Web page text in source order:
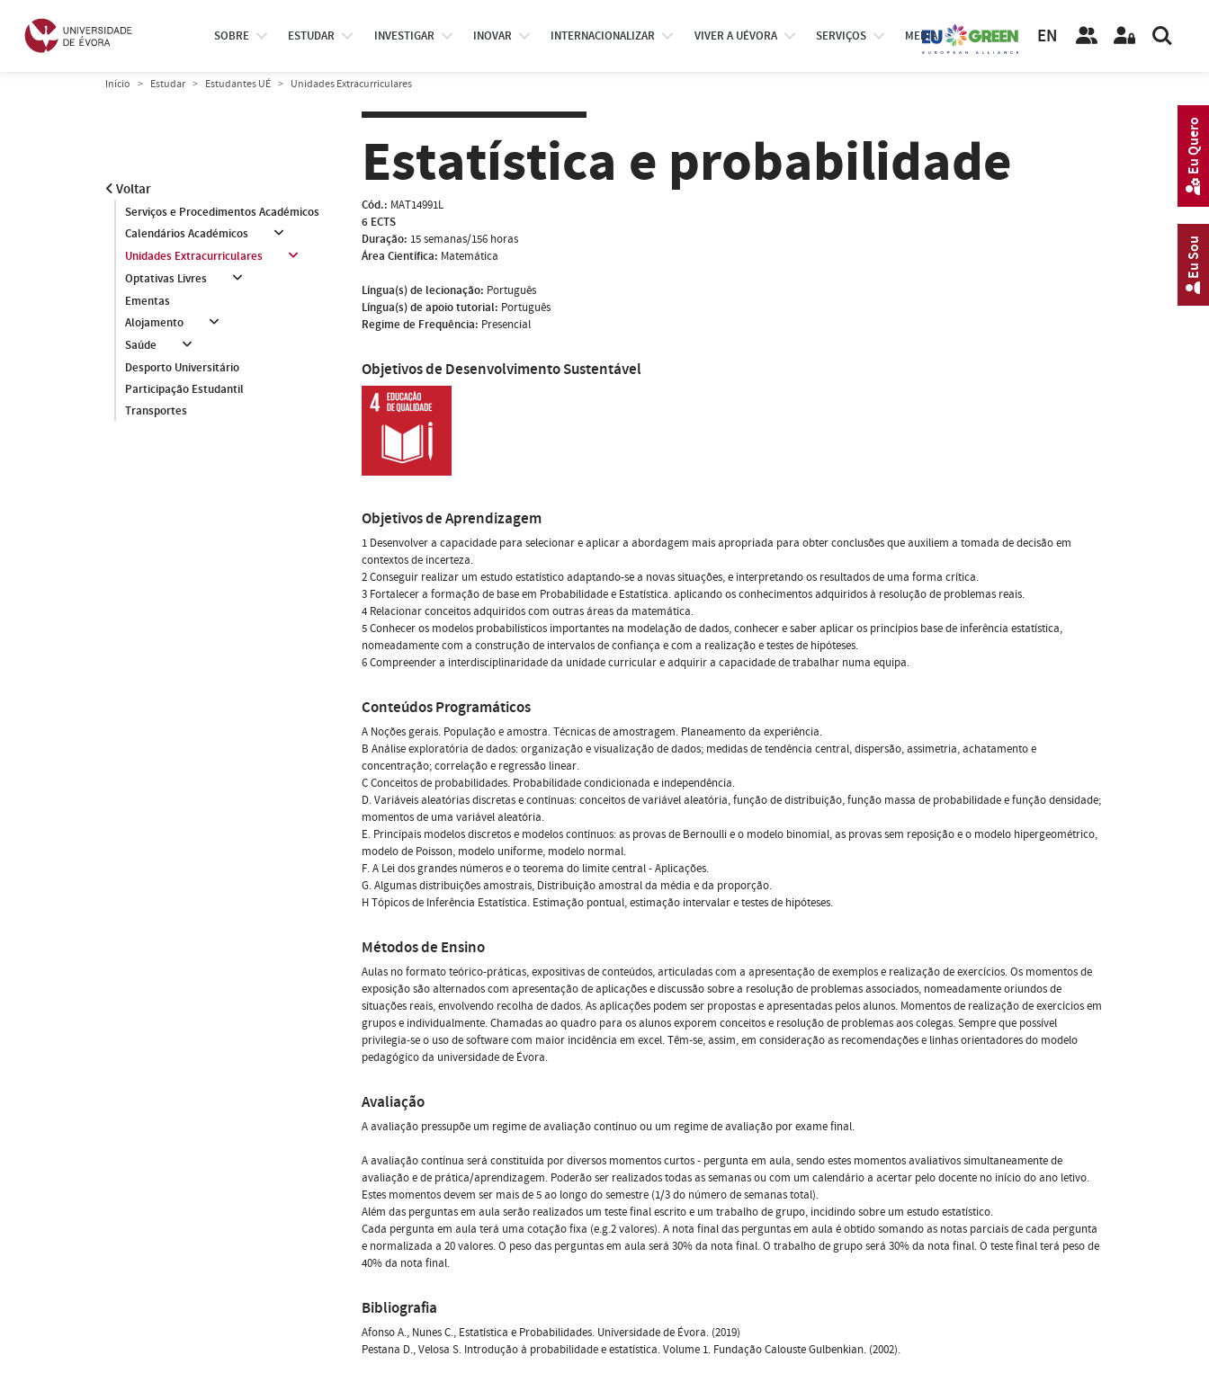
SOBRE ESTUDAR INVESTIGAR INOVAR INTERNACIONALIZAR VIVER A UÉVORA SERVIÇOS MEDIA EN
Início Estudar Estudantes UÉ Unidades Extracurriculares
Voltar
Serviços e Procedimentos Académicos
Calendários Académicos
Unidades Extracurriculares
Optativas Livres
Ementas
Alojamento
Saúde
Desporto Universitário
Participação Estudantil
Transportes
Estatística e probabilidade
Cód.: MAT14991L
6 ECTS
Duração: 15 semanas/156 horas
Área Científica: Matemática
Língua(s) de lecionação: Português
Língua(s) de apoio tutorial: Português
Regime de Frequência: Presencial
Objetivos de Desenvolvimento Sustentável
Objetivos de Aprendizagem
1 Desenvolver a capacidade para selecionar e aplicar a abordagem mais apropriada para obter conclusões que auxiliem a tomada de decisão em
contextos de incerteza.
2 Conseguir realizar um estudo estatístico adaptando-se a novas situações, e interpretando os resultados de uma forma crítica.
3 Fortalecer a formação de base em Probabilidade e Estatística. aplicando os conhecimentos adquiridos à resolução de problemas reais.
4 Relacionar conceitos adquiridos com outras áreas da matemática.
5 Conhecer os modelos probabilísticos importantes na modelação de dados, conhecer e saber aplicar os princípios base de inferência estatística,
nomeadamente com a construção de intervalos de confiança e com a realização e testes de hipóteses.
6 Compreender a interdisciplinaridade da unidade curricular e adquirir a capacidade de trabalhar numa equipa.
Conteúdos Programáticos
A Noções gerais. População e amostra. Técnicas de amostragem. Planeamento da experiência.
B Análise exploratória de dados: organização e visualização de dados; medidas de tendência central, dispersão, assimetria, achatamento e
concentração; correlação e regressão linear.
C Conceitos de probabilidades. Probabilidade condicionada e independência.
D. Variáveis aleatórias discretas e contínuas: conceitos de variável aleatória, função de distribuição, função massa de probabilidade e função densidade;
momentos de uma variável aleatória.
E. Principais modelos discretos e modelos contínuos: as provas de Bernoulli e o modelo binomial, as provas sem reposição e o modelo hipergeométrico,
modelo de Poisson, modelo uniforme, modelo normal.
F. A Lei dos grandes números e o teorema do limite central - Aplicações.
G. Algumas distribuições amostrais, Distribuição amostral da média e da proporção.
H Tópicos de Inferência Estatística. Estimação pontual, estimação intervalar e testes de hipóteses.
Métodos de Ensino
Aulas no formato teórico-práticas, expositivas de conteúdos, articuladas com a apresentação de exemplos e realização de exercícios. Os momentos de
exposição são alternados com apresentação de aplicações e discussão sobre a resolução de problemas associados, nomeadamente oriundos de
situações reais, envolvendo recolha de dados. As aplicações podem ser propostas e apresentadas pelos alunos. Momentos de realização de exercícios em
grupos e individualmente. Chamadas ao quadro para os alunos exporem conceitos e resolução de problemas aos colegas. Sempre que possível
privilegia-se o uso de software com maior incidência em excel. Têm-se, assim, em consideração as recomendações e linhas orientadores do modelo
pedagógico da universidade de Évora.
Avaliação
A avaliação pressupõe um regime de avaliação contínuo ou um regime de avaliação por exame final.
A avaliação contínua será constituída por diversos momentos curtos - pergunta em aula, sendo estes momentos avaliativos simultaneamente de
avaliação e de prática/aprendizagem. Poderão ser realizados todas as semanas ou com um calendário a acertar pelo docente no início do ano letivo.
Estes momentos devem ser mais de 5 ao longo do semestre (1/3 do número de semanas total).
Além das perguntas em aula serão realizados um teste final escrito e um trabalho de grupo, incidindo sobre um estudo estatístico.
Cada pergunta em aula terá uma cotação fixa (e.g.2 valores). A nota final das perguntas em aula é obtido somando as notas parciais de cada pergunta
e normalizada a 20 valores. O peso das perguntas em aula será 30% da nota final. O trabalho de grupo será 30% da nota final. O teste final terá peso de
40% da nota final.
Bibliografia
Afonso A., Nunes C., Estatística e Probabilidades. Universidade de Évora. (2019)
Pestana D., Velosa S. Introdução à probabilidade e estatística. Volume 1. Fundação Calouste Gulbenkian. (2002).
Eu Sou
Eu Quero